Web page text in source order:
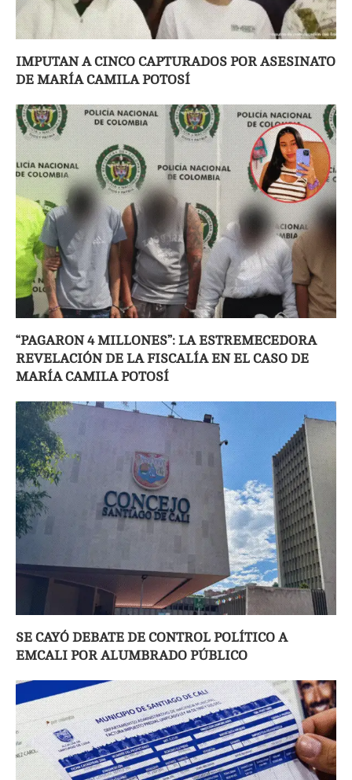
IMPUTAN A CINCO CAPTURADOS POR ASESINATO
DE MARÍA CAMILA POTOSÍ
“PAGARON 4 MILLONES”: LA ESTREMECEDORA
REVELACIÓN DE LA FISCALÍA EN EL CASO DE
MARÍA CAMILA POTOSÍ
SE CAYÓ DEBATE DE CONTROL POLÍTICO A
EMCALI POR ALUMBRADO PÚBLICO